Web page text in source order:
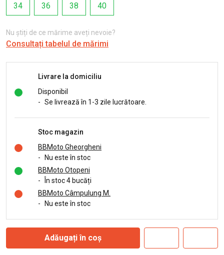
34
36 38 40
Nu știți de ce mărime aveți nevoie?
Consultați tabelul de mărimi
Livrare la domiciliu
Disponibil
- Se livrează în 1-3 zile lucrătoare.
Stoc magazin
BBMoto Gheorgheni
-
Nu este în stoc
BBMoto Otopeni
-
În stoc 4 bucăți
BBMoto Câmpulung M.
-
Nu este în stoc
Adăugați în coș